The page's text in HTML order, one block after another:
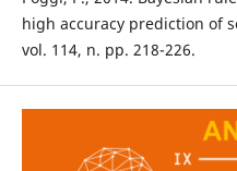
high accuracy prediction of
vol. 114, n. pp. 218-226.